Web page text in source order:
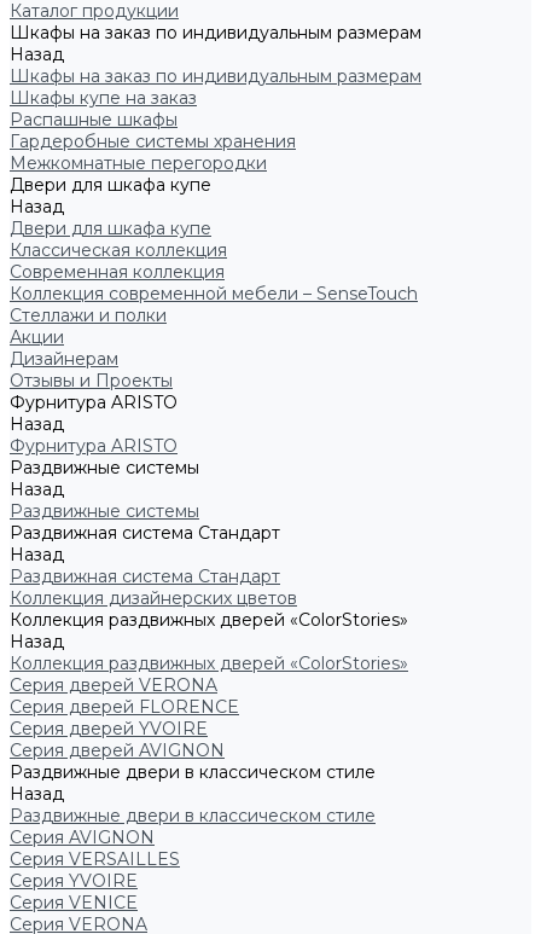
Каталог продукции
Шкафы на заказ по индивидуальным размерам
Назад
Шкафы на заказ по индивидуальным размерам
Шкафы купе на заказ
Распашные шкафы
Гардеробные системы хранения
Межкомнатные перегородки
Двери для шкафа купе
Назад
Двери для шкафа купе
Классическая коллекция
Современная коллекция
Коллекция современной мебели – SenseTouch
Стеллажи и полки
Акции
Дизайнерам
Отзывы и Проекты
Фурнитура ARISTO
Назад
Фурнитура ARISTO
Раздвижные системы
Назад
Раздвижные системы
Раздвижная система Стандарт
Назад
Раздвижная система Стандарт
Коллекция дизайнерских цветов
Коллекция раздвижных дверей «ColorStories»
Назад
Коллекция раздвижных дверей «ColorStories»
Серия дверей VERONA
Серия дверей FLORENCE
Серия дверей YVOIRE
Серия дверей AVIGNON
Раздвижные двери в классическом стиле
Назад
Раздвижные двери в классическом стиле
Серия AVIGNON
Серия VERSAILLES
Серия YVOIRE
Серия VENICE
Серия VERONA